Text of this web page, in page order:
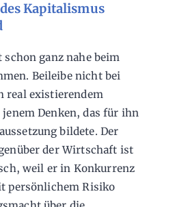
Kapitalismus
ganz nahe beim
Beileibe nicht bei
real existierendem
Denken, das für ihn
bildete. Der
der Wirtschaft ist
weil er in Konkurrenz
persönlichem Risiko